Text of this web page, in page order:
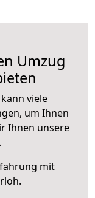
Umzug
viele
um Ihnen
Ihnen unsere
mit
.